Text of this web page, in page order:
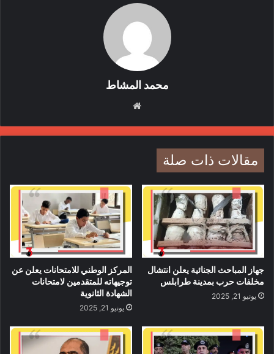
وقالت وكالة الأنباء الأردنية، إن الطرفين الأردني والليبي، اتفقا خلال
لقائهما في الأردن كذلك، على أن يكون هناك اجتماع بين وزيري صحة
البلدين لوضع خطط لتطوير وتأهيل عدد من الكوادر الطبية والطبية
المساعدة الليبية في إدارة بعض المستشفيات الليبية وفتح مركز
الجدير بالذكر أن الدولة الليبية قامت بإيفاد الجرحى الليبيين لـ41
الأردن ديون ليبيا مالية
مستحقات
محمد المشاط
مقالات ذات صلة
جهاز المباحث الجنائية يعلن انتشال
مخلفات حرب بمدينة طرابلس
يونيو 21, 2025
المركز الوطني للامتحانات يعلن عن
توجيهاته للمتقدمين لامتحانات
الشهادة الثانوية
يونيو 21, 2025